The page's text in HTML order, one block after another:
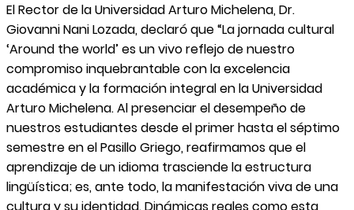
El Rector de la Universidad Arturo Michelena, Dr.
Giovanni Nani Lozada, declaró que “La jornada cultural
‘Around the world’ es un vivo reflejo de nuestro
compromiso inquebrantable con la excelencia
académica y la formación integral en la Universidad
Arturo Michelena. Al presenciar el desempeño de
nuestros estudiantes desde el primer hasta el séptimo
semestre en el Pasillo Griego, reafirmamos que el
aprendizaje de un idioma trasciende la estructura
lingüística; es, ante todo, la manifestación viva de una